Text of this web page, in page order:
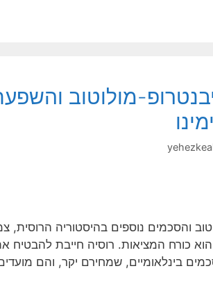
מולוטוב
והסכמים נוספים בהיסטוריה הרוסית,
כורח המציאות. רוסיה חייבת להבטיח
בינלאומיים, שמחירם יקר, והם